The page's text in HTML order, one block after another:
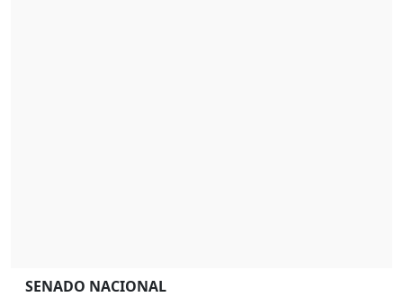
SENADO NACIONAL